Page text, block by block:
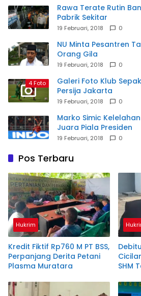
Rawa Terate Rutin
Pabrik Sekitar
19 Februari, 2018 0
NU Minta Pesantren
Orang Gila
19 Februari, 2018 0
4 Foto
Galeri Foto Klub
Persija Jakarta
19 Februari, 2018 0
Marko Simic
Juara Piala Presiden
19 Februari, 2018 0
Pos Terbaru
Hukrim
Kredit Fiktif Rp760 M PT BSS,
Perpanjang Derita Petani
Plasma Muratara
SHM